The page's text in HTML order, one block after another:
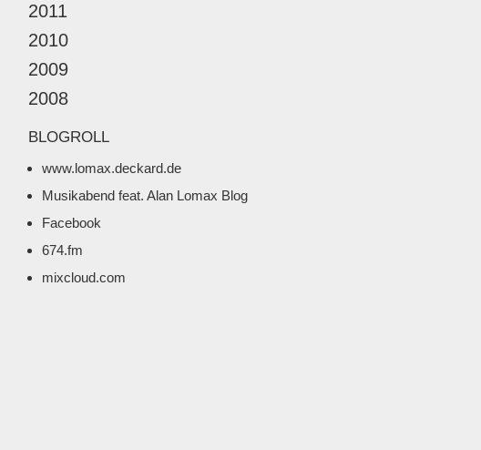
2011
2010
2009
2008
BLOGROLL
www.lomax.deckard.de
Musikabend feat. Alan Lomax Blog
Facebook
674.fm
mixcloud.com